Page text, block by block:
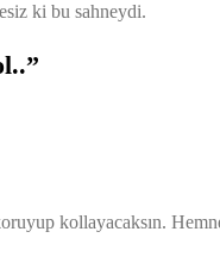
ki bu sahneydi.
kollayacaksın.